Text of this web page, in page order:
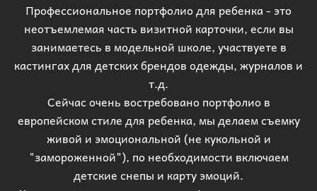
Профессиональное портфолио для ребенка - это
неотъемлемая часть визитной карточки, если вы
занимаетесь в модельной школе, участвуете в
кастингах для детских брендов одежды, журналов и
т.д.
Сейчас очень востребовано портфолио в
европейском стиле для ребенка, мы делаем съемку
живой и эмоциональной (не кукольной и
"замороженной"), по необходимости включаем
детские снепы и карту эмоций.